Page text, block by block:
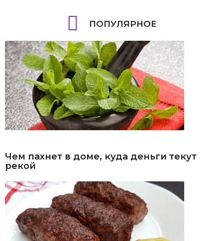
ПОПУЛЯРНОЕ
Чем пахнет в доме, куда деньги текут
рекой